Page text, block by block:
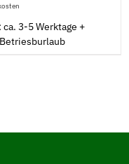
3-5 Werktage +